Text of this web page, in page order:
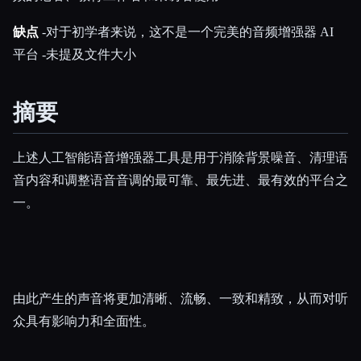
缺点 -对于初学者来说，这不是一个完美的音频增强器 AI
平台 -未提及文件大小
摘要
上述人工智能语音增强器工具是用于消除背景噪音、清理语
音内容和调整语音音调的最可靠、最先进、最有效的平台之
一。
由此产生的声音将更加清晰、流畅、一致和精致，从而对听
众具有影响力和全面性。